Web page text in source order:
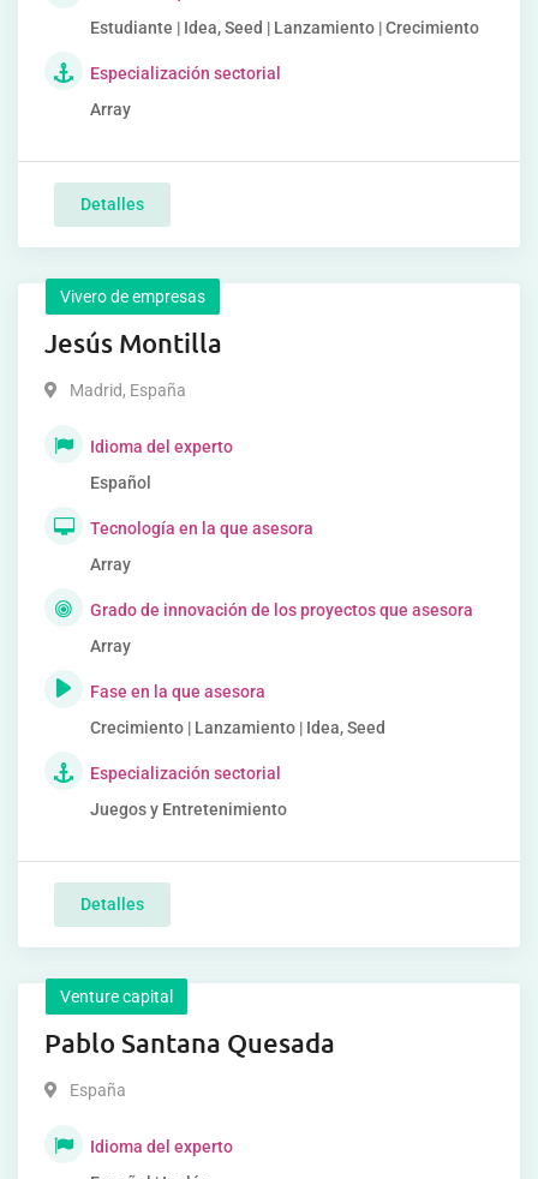
Estudiante | Idea, Seed | Lanzamiento | Crecimiento
Especialización sectorial
Array
Detalles
Vivero de empresas
Jesús Montilla
Madrid, España
Idioma del experto
Español
Tecnología en la que asesora
Array
Grado de innovación de los proyectos que asesora
Array
Fase en la que asesora
Crecimiento | Lanzamiento | Idea, Seed
Especialización sectorial
Juegos y Entretenimiento
Detalles
Venture capital
Pablo Santana Quesada
España
Idioma del experto